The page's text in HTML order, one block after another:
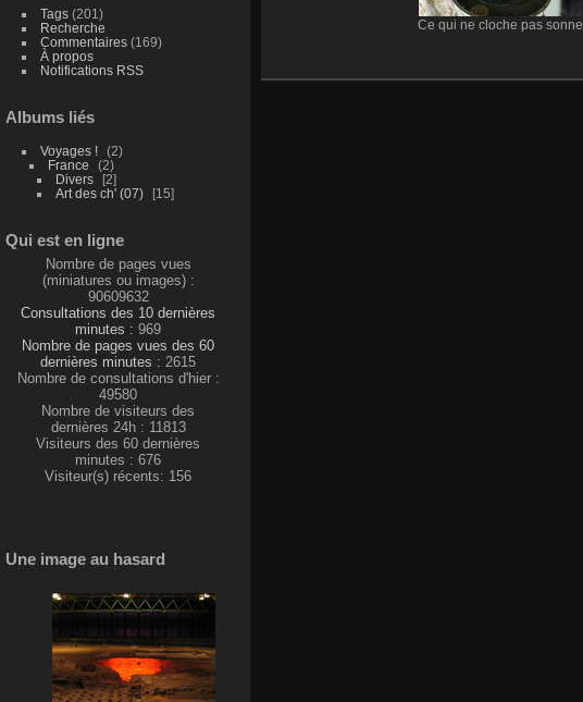
Tags(201)
Recherche
Commentaires(169)
À propos
Notifications RSS
Albums liés
Voyages !
2
France
2
Divers
2
Art des ch' (07)
15
Qui est en ligne
Nombre de pages vues
(miniatures ou images) :
90609632
Consultations des 10 dernières
minutes :969
Nombre de pages vues des 60
dernières minutes : 2615
Nombre de consultations d'hier :
49580
Nombre de visiteurs des
dernières 24h : 11813
Visiteurs des 60 dernières
minutes : 676
Visiteur(s) récents: 156
Une image au hasard
Ce qui ne cloche pas sonne